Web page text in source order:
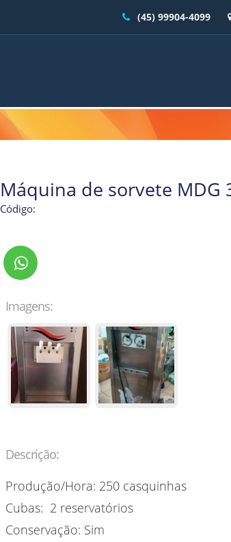
(45) 99904-4099
Máquina de sorvete MDG
Código:
Imagens:
Descrição:
Produção/Hora: 250 casquinhas
Cubas: 2 reservatórios
Conservação: Sim